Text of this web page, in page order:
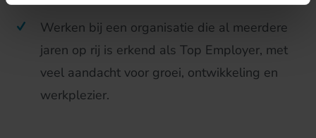
Werken bij een organisatie die al meerdere
jaren op rij is erkend als Top Employer, met
veel aandacht voor groei, ontwikkeling en
werkplezier.